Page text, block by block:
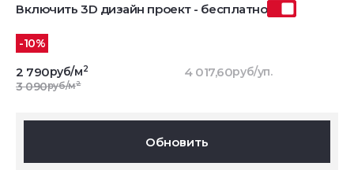
Включить 3D дизайн проект - бесплатно
-10%
2 790руб/м2
3 090руб/м2
4 017,60руб/уп.
Обновить